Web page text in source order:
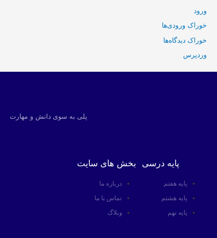
ورود
خوراک ورودی‌ها
خوراک دیدگاه‌ها
وردپرس
پلی به سوی دانش و مهارت
پایه درسی
پایه هفتم
پایه هشتم
پایه نهم
بخش های سایت
درباره ما
تماس با ما
وبلاگ